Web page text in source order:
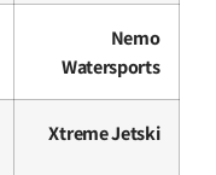
Nemo
Watersports
Xtreme Jetski